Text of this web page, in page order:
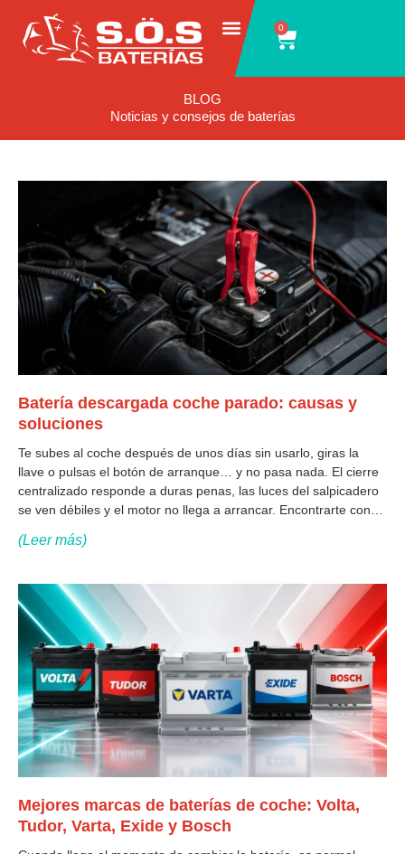
contenido
0
Carrito
BLOG
Noticias y consejos de baterías
Batería descargada coche parado: causas y
soluciones
Te subes al coche después de unos días sin usarlo, giras la
llave o pulsas el botón de arranque… y no pasa nada. El cierre
centralizado responde a duras penas, las luces del salpicadero
se ven débiles y el motor no llega a arrancar. Encontrarte con
(Leer más)
Mejores marcas de baterías de coche: Volta,
Tudor, Varta, Exide y Bosch